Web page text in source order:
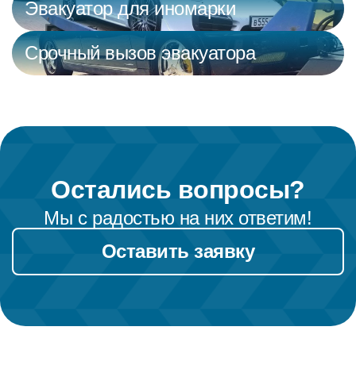
Эвакуатор для иномарки
Срочный вызов эвакуатора
Остались вопросы?
Мы с радостью на них ответим!
Оставить заявку